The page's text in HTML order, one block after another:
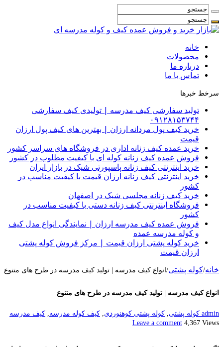
خانه
محصولات
درباره ما
تماس با ما
سرخط خبرها
تولید سفارشی کیف مدرسه | تولیدی کیف سفارشی
۰۹۱۲۸۱۵۳۷۴۴
خرید کیف پول مردانه ارزان | بهترین های کیف پول ارزان
قیمت
خرید عمده کیف زنانه اداری در فروشگاه های سراسر کشور
فروش عمده کیف زنانه کوله ای با کیفیت مطلوب در کشور
خرید اینترنتی کیف زنانه پاسپورتی شیک در بازار ایران
خرید اینترنتی کیف زنانه ارزان قیمت با کیفیت مناسب در
کشور
خرید کیف زنانه مجلسی شیک در اصفهان
فروشگاه اینترنتی کیف زنانه دستی با کیفیت مناسب در
کشور
فروش عمده کیف مدرسه ارزان | نمایندگی انواع مدل کیف
و کوله مدرسه عمده
خرید کوله پشتی ارزان قیمت | مرکز فروش کوله پشتی
ارزان قیمت
خانه/کوله پشتی/ انواع کیف مدرسه | تولید کیف مدرسه در طرح های متنوع
انواع کیف مدرسه | تولید کیف مدرسه در طرح های متنوع
admin کوله پشتی کوله پشتی کوهنوردی کیف کوله مدرسه کیف مدرسه
Leave a comment 4,367 Views